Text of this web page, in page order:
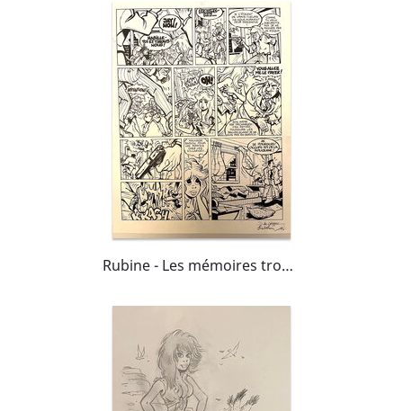
Rubine - Les mémoires troubles